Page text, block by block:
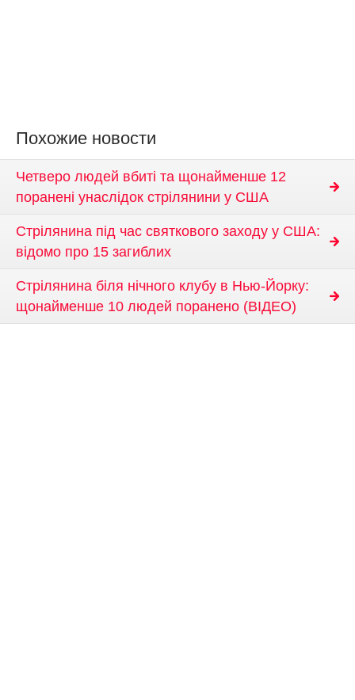
Похожие новости
Четверо людей вбиті та щонайменше 12
поранені унаслідок стрілянини у США
Стрілянина під час святкового заходу у США:
відомо про 15 загиблих
Стрілянина біля нічного клубу в Нью-Йорку:
щонайменше 10 людей поранено (ВІДЕО)